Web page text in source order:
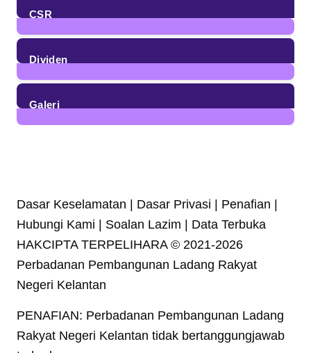
CSR
4Posts
Dividen
23Posts
Galeri
Dasar Keselamatan | Dasar Privasi | Penafian |
Hubungi Kami | Soalan Lazim | Data Terbuka
HAKCIPTA TERPELIHARA © 2021-2026
Perbadanan Pembangunan Ladang Rakyat
Negeri Kelantan
PENAFIAN: Perbadanan Pembangunan Ladang
Rakyat Negeri Kelantan tidak bertanggungjawab